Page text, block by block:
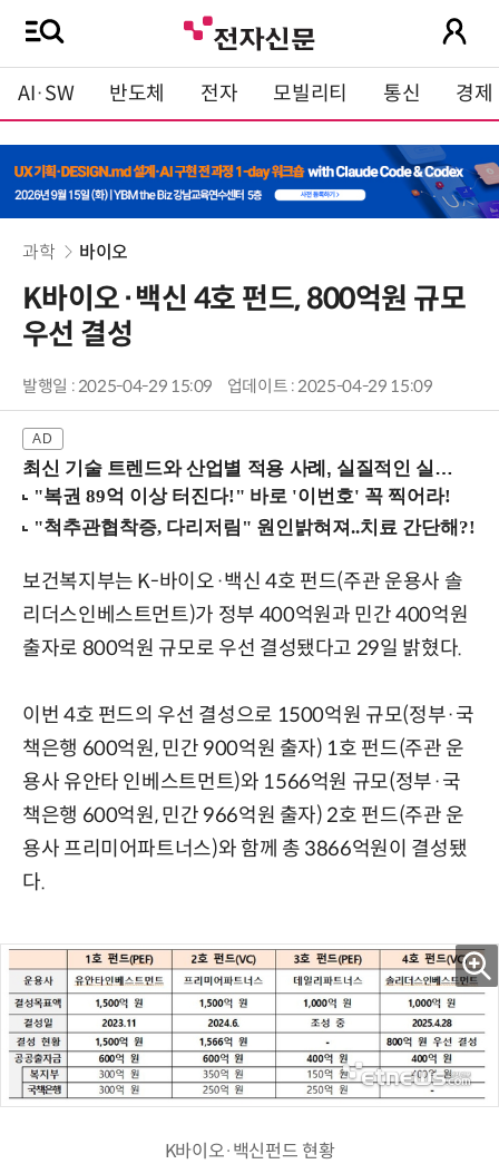
AI·SW 반도체 전자 모빌리티 통신 경제
과학 바이오
K바이오·백신 4호 펀드, 800억원 규모
우선 결성
발행일 : 2025-04-29 15:09 업데이트 : 2025-04-29 15:09
최신 기술 트렌드와 산업별 적용 사례, 실질적인 실행 전략을 공유 (9/18 양재역)
보건복지부는 K-바이오·백신 4호 펀드(주관 운용사 솔
리더스인베스트먼트)가 정부 400억원과 민간 400억원
출자로 800억원 규모로 우선 결성됐다고 29일 밝혔다.
이번 4호 펀드의 우선 결성으로 1500억원 규모(정부·국
책은행 600억원, 민간 900억원 출자) 1호 펀드(주관 운
용사 유안타 인베스트먼트)와 1566억원 규모(정부·국
책은행 600억원, 민간 966억원 출자) 2호 펀드(주관 운
용사 프리미어파트너스)와 함께 총 3866억원이 결성됐
다.
K바이오·백신펀드 현황